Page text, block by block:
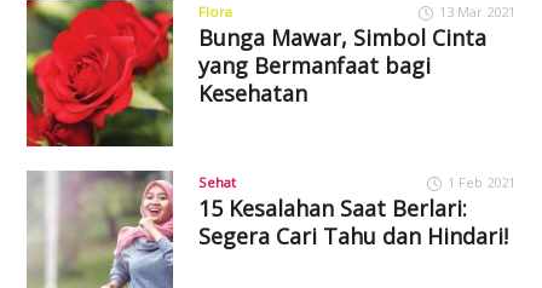
Flora 13 Mar 2021
Bunga Mawar, Simbol Cinta
yang Bermanfaat bagi
Kesehatan
Sehat 1 Feb 2021
15 Kesalahan Saat Berlari:
Segera Cari Tahu dan Hindari!